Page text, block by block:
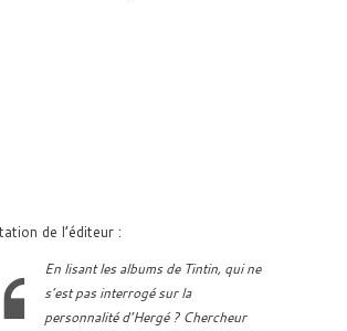
de l’éditeur :
En lisant les albums de Tintin, qui ne
s’est pas interrogé sur la
personnalité d’Hergé ? Chercheur